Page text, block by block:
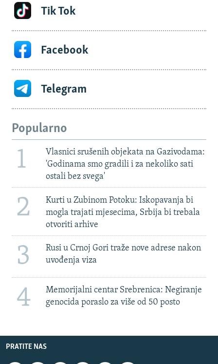
Tik Tok
Facebook
Telegram
Popularno
1
Vlasnici srušenih objekata na Gazivodama:
'Godinama smo gradili i za nekoliko sati
ostali bez svega'
2
Kurti u Zubinom Potoku: Iskopavanja bi
mogla trajati mjesecima, Srbija bi trebala
otvoriti arhive
3
Rusi u Crnoj Gori traže nove adrese nakon
uvođenja viza
4
Memorijalni centar Srebrenica: Negiranje
genocida poraslo za više od 50 posto
PRATITE NAS